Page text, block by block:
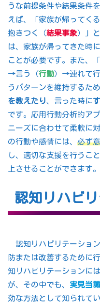
うな前提条件や結果条件
えば、「家族が帰ってく
抱きつく（結果事象）」
は、家族が帰ってきた時
ことが必要です。また、
→言う（行動）→連れて
うパターンを維持するた
を教えたり、言った時に
です。応用行動分析的ア
ニーズに合わせて柔軟に
の行動や感情には、 必ず
し、適切な支援を行うこ
上させることができます
認知リハビ
認知リハビリテーショ
防または改善するために
知リハビリテーションに
が、その中でも、 実見当
効な方法として知られてい